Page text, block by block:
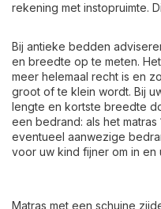
rekening met instopruimte.
Bij antieke bedden
en breedte op te meten.
meer helemaal recht is en
groot of te klein wordt. Bij
lengte en kortste breedte
een bedrand: als het
eventueel aanwezige
voor uw kind fijner om in
Matras met een schuine